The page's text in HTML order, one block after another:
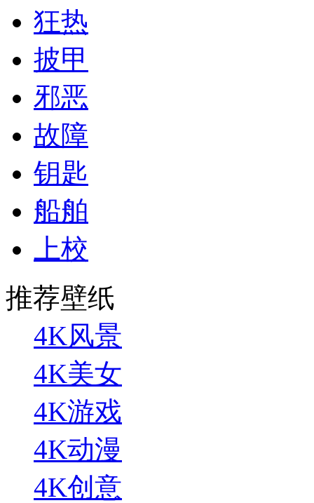
狂热
披甲
邪恶
故障
钥匙
船舶
上校
推荐壁纸
4K风景
4K美女
4K游戏
4K动漫
4K创意